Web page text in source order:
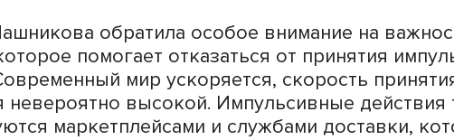
психологическом состоянии и
видит, что человек не понимает